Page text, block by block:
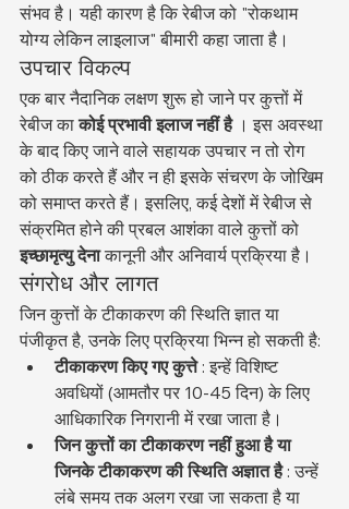
संभव है। यही कारण है कि रेबीज को "रोकथाम
योग्य लेकिन लाइलाज" बीमारी कहा जाता है।
उपचार विकल्प
एक बार नैदानिक लक्षण शुरू हो जाने पर कुत्तों में
रेबीज का कोई प्रभावी इलाज नहीं है । इस अवस्था
के बाद किए जाने वाले सहायक उपचार न तो रोग
को ठीक करते हैं और न ही इसके संचरण के जोखिम
को समाप्त करते हैं। इसलिए, कई देशों में रेबीज से
संक्रमित होने की प्रबल आशंका वाले कुत्तों को
इच्छामृत्यु देना कानूनी और अनिवार्य प्रक्रिया है।
संगरोध और लागत
जिन कुत्तों के टीकाकरण की स्थिति ज्ञात या
पंजीकृत है, उनके लिए प्रक्रिया भिन्न हो सकती है:
टीकाकरण किए गए कुत्ते : इन्हें विशिष्ट
अवधियों (आमतौर पर 10-45 दिन) के लिए
आधिकारिक निगरानी में रखा जाता है।
जिन कुत्तों का टीकाकरण नहीं हुआ है या
जिनके टीकाकरण की स्थिति अज्ञात है : उन्हें
लंबे समय तक अलग रखा जा सकता है या